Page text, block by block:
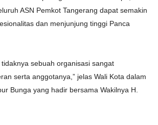
ASN Pemkot Tangerang dapat semakin
dan menjunjung tinggi Panca
sebuah organisasi sangat
serta anggotanya,” jelas Wali Kota dalam
Bunga yang hadir bersama Wakilnya H.